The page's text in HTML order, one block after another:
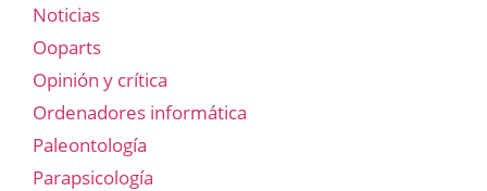
Noticias
Ooparts
Opinión y crítica
Ordenadores informática
Paleontología
Parapsicología